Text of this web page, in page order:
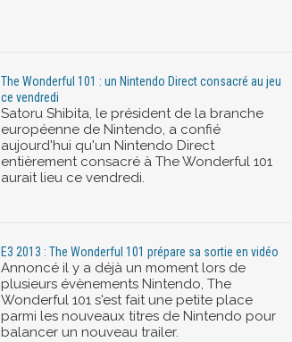
The Wonderful 101 : un Nintendo Direct consacré au jeu
ce vendredi
Satoru Shibita, le président de la branche
européenne de Nintendo, a confié
aujourd'hui qu'un Nintendo Direct
entièrement consacré à The Wonderful 101
aurait lieu ce vendredi.
E3 2013 : The Wonderful 101 prépare sa sortie en vidéo
Annoncé il y a déjà un moment lors de
plusieurs évènements Nintendo, The
Wonderful 101 s'est fait une petite place
parmi les nouveaux titres de Nintendo pour
balancer un nouveau trailer.